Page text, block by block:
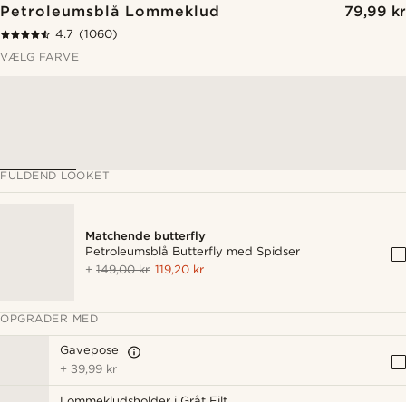
Petroleumsblå Lommeklud 79,99 kr
4.7 (1060)
VÆLG FARVE
FULDEND LOOKET
Matchende butterfly
Petroleumsblå Butterfly med Spidser
+149,00 kr 119,20 kr
OPGRADER MED
Gavepose
+ 39,99 kr